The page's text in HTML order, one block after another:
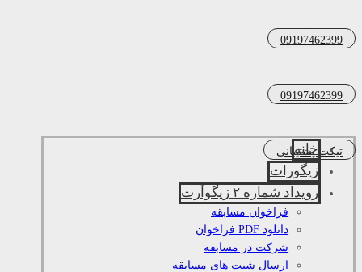
09197462399
09197462399
تیکت پشتیبانی
خانه
زیگورات
رویداد شماره ۲ زیگوآرت
فراخوان مسابقه
دانلود PDF فراخوان
شرکت در مسابقه
ارسال شیت های مسابقه